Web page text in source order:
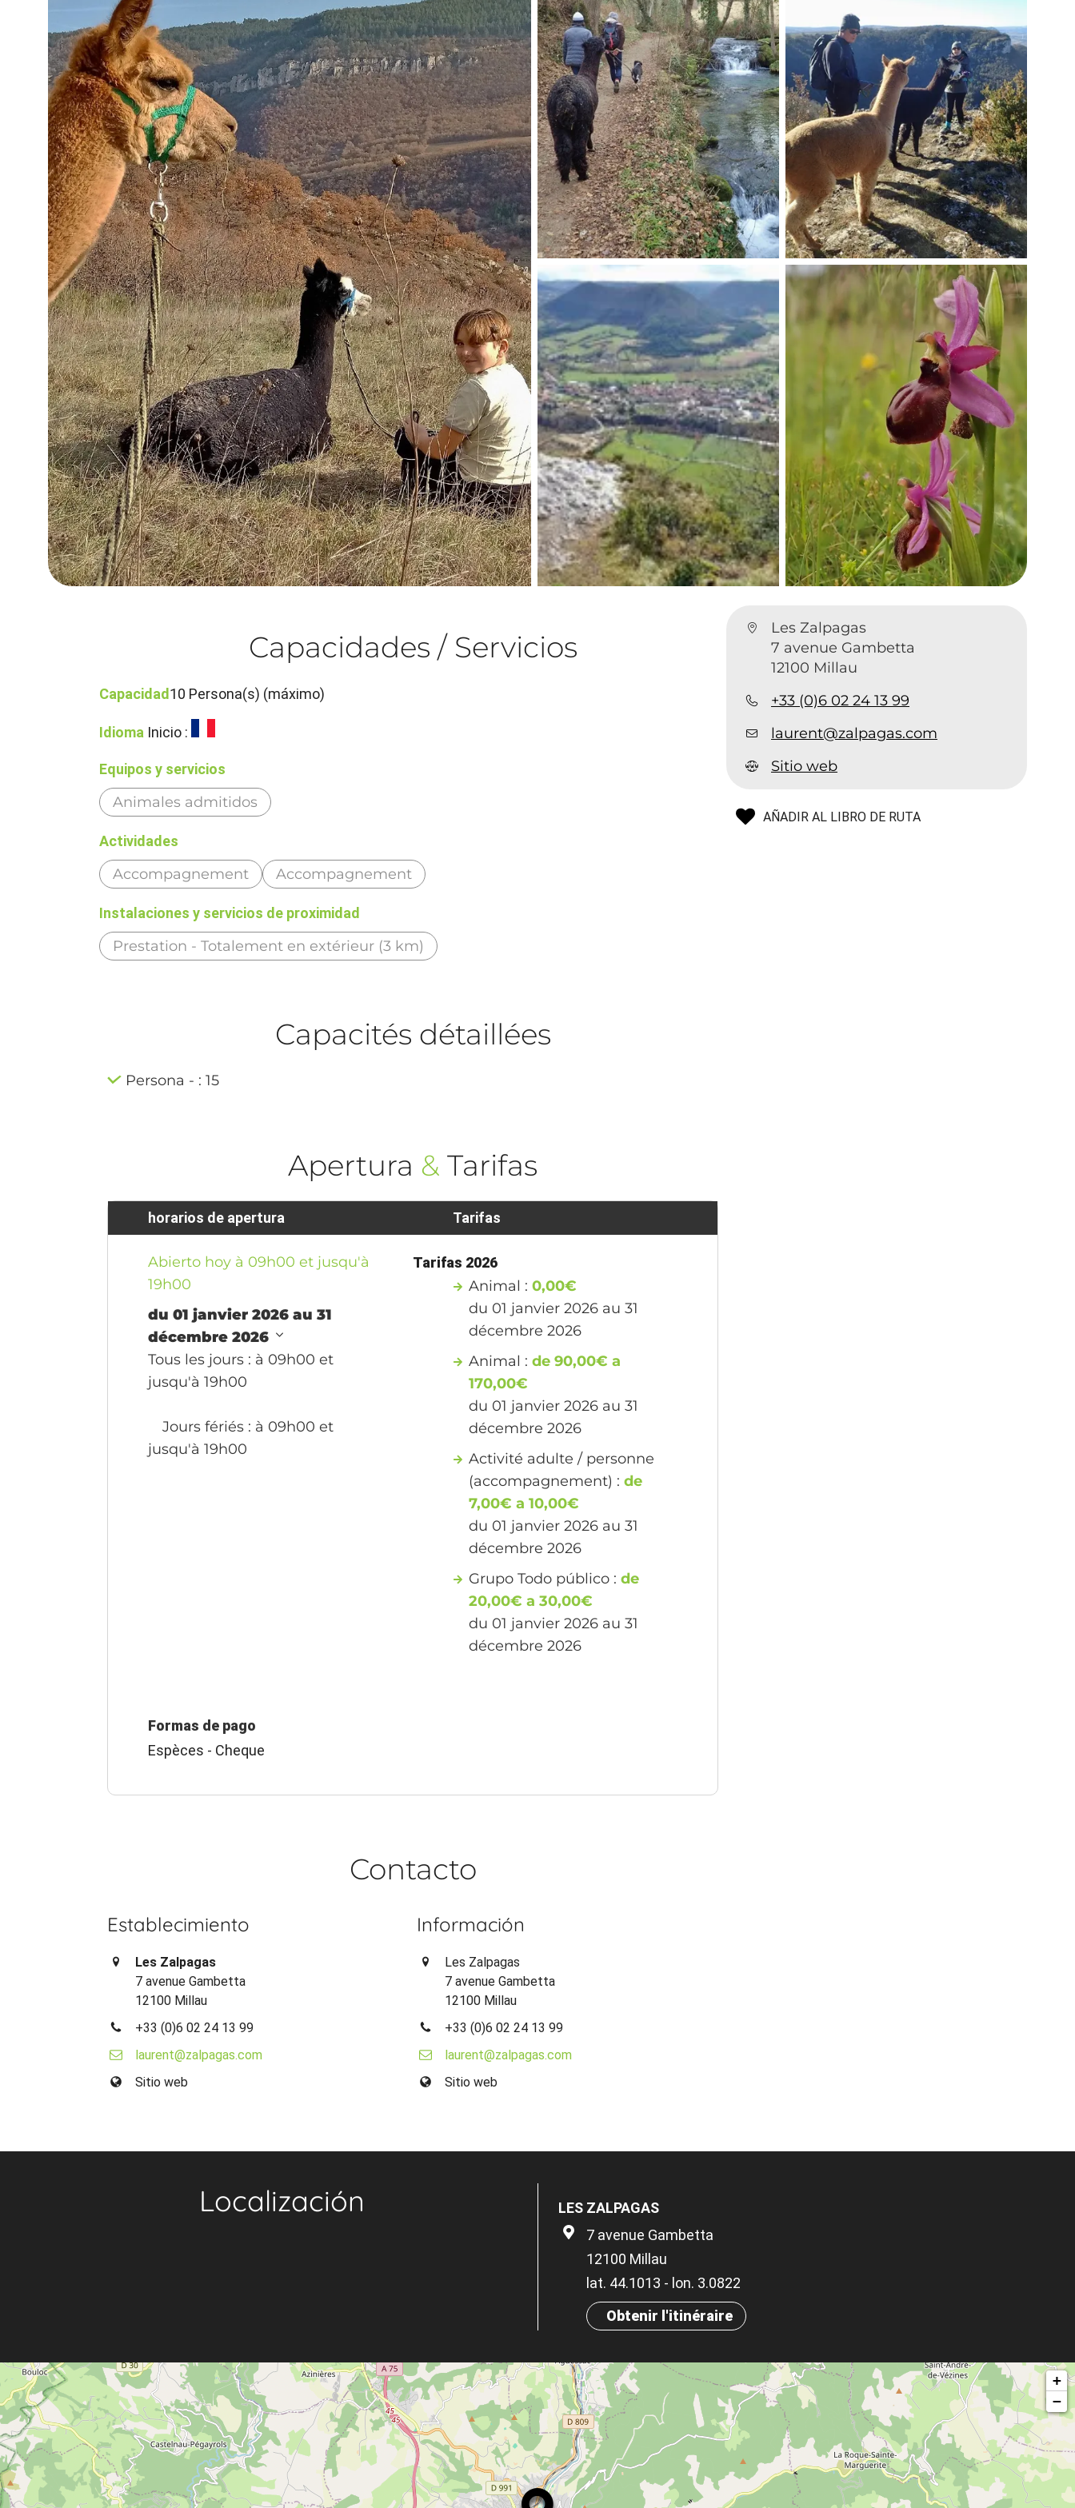
Les Zalpagas
7 avenue Gambetta
12100 Millau
+33 (0)6 02 24 13 99
laurent@zalpagas.com
Sitio web
AÑADIR AL LIBRO DE RUTA
Capacidades / Servicios
Capacidad10 Persona(s) (máximo)
Idioma Inicio :
Equipos y servicios
Animales admitidos
Actividades
Accompagnement Accompagnement
Instalaciones y servicios de proximidad
Prestation - Totalement en extérieur (3 km)
Capacités détaillées
Persona - : 15
Apertura & Tarifas
horarios de apertura
Abierto hoy à 09h00 et jusqu'à
19h00
du 01 janvier 2026 au 31
décembre 2026
Tous les jours : à 09h00 et
jusqu'à 19h00
Jours fériés : à 09h00 et
jusqu'à 19h00
Tarifas
Tarifas 2026
Animal :0,00€
du 01 janvier 2026 au 31
décembre 2026
Animal :de 90,00€ a
170,00€
du 01 janvier 2026 au 31
décembre 2026
Activité adulte / personne
(accompagnement) :de
7,00€ a 10,00€
du 01 janvier 2026 au 31
décembre 2026
Grupo Todo público :de
20,00€ a 30,00€
du 01 janvier 2026 au 31
décembre 2026
Formas de pago
Espèces - Cheque
Contacto
Establecimiento
Les Zalpagas
7 avenue Gambetta
12100 Millau
+33 (0)6 02 24 13 99
laurent@zalpagas.com
Sitio web
Información
Les Zalpagas
7 avenue Gambetta
12100 Millau
+33 (0)6 02 24 13 99
laurent@zalpagas.com
Sitio web
Localización
LES ZALPAGAS
7 avenue Gambetta
12100 Millau
lat. 44.1013 - lon. 3.0822
Obtenir l'itinéraire
+
−